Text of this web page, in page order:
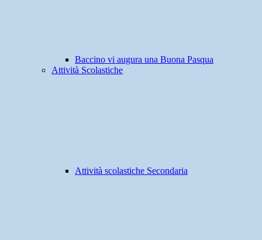
Baccino vi augura una Buona Pasqua
Attività Scolastiche
Attività scolastiche Secondaria